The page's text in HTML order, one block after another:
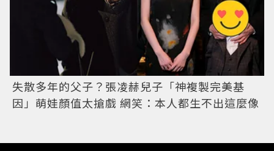
失散多年的父子？張凌赫兒子「神複製完美基
因」萌娃顏值太搶戲 網笑：本人都生不出這麼像